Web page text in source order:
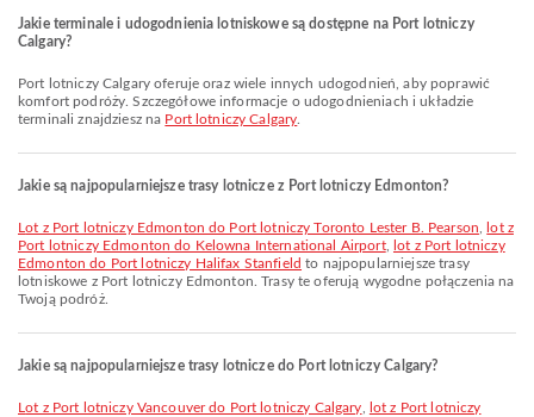
Jakie terminale i udogodnienia lotniskowe są dostępne na Port lotniczy
Calgary?
Port lotniczy Calgary oferuje oraz wiele innych udogodnień, aby poprawić
komfort podróży. Szczegółowe informacje o udogodnieniach i układzie
terminali znajdziesz na Port lotniczy Calgary
Jakie są najpopularniejsze trasy lotnicze z Port lotniczy Edmonton?
lot z Port lotniczy Edmonton do Port lotniczy Toronto Lester B. Pearson
lot z
Port lotniczy Edmonton do Kelowna International Airport,
lot z Port lotniczy
Edmonton do Port lotniczy Halifax Stanfield to najpopularniejsze trasy
lotniskowe z Port lotniczy Edmonton. Trasy te oferują wygodne połączenia na
Twoją podróż.
Jakie są najpopularniejsze trasy lotnicze do Port lotniczy Calgary?
lot z Port lotniczy Vancouver do Port lotniczy Calgary
lot z Port lotniczy